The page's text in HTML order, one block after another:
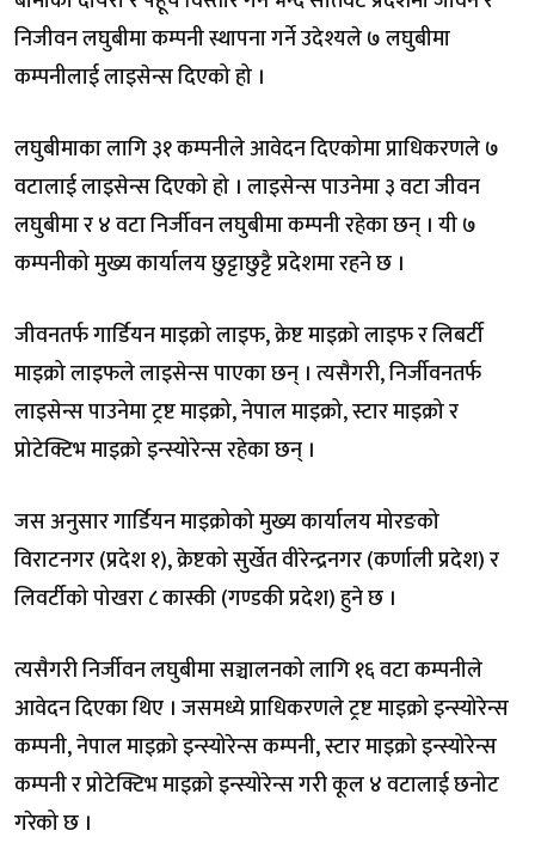
निजीवन लघुबीमा कम्पनी स्थापना गर्ने उदेश्यले ७ लघुबीमा
कम्पनीलाई लाइसेन्स दिएको हो ।
लघुबीमाका लागि ३१ कम्पनीले आवेदन दिएकोमा प्राधिकरणले ७
वटालाई लाइसेन्स दिएको हो । लाइसेन्स पाउनेमा ३ वटा जीवन
लघुबीमा र ४ वटा निर्जीवन लघुबीमा कम्पनी रहेका छन् । यी ७
कम्पनीको मुख्य कार्यालय छुट्टाछुट्टै प्रदेशमा रहने छ ।
जीवनतर्फ गार्डियन माइक्रो लाइफ, क्रेष्ट माइक्रो लाइफ र लिबर्टी
माइक्रो लाइफले लाइसेन्स पाएका छन् । त्यसैगरी, निर्जीवनतर्फ
लाइसेन्स पाउनेमा ट्रष्ट माइक्रो, नेपाल माइक्रो, स्टार माइक्रो र
प्रोटेक्टिभ माइक्रो इन्स्योरेन्स रहेका छन् ।
जस अनुसार गार्डियन माइक्रोको मुख्य कार्यालय मोरङको
विराटनगर (प्रदेश १), क्रेष्टको सुर्खेत वीरेन्द्रनगर (कर्णाली प्रदेश) र
लिवर्टीको पोखरा ८ कास्की (गण्डकी प्रदेश) हुने छ ।
त्यसैगरी निर्जीवन लघुबीमा सञ्चालनको लागि १६ वटा कम्पनीले
आवेदन दिएका थिए । जसमध्ये प्राधिकरणले ट्रष्ट माइक्रो इन्स्योरेन्स
कम्पनी, नेपाल माइक्रो इन्स्योरेन्स कम्पनी, स्टार माइक्रो इन्स्योरेन्स
कम्पनी र प्रोटेक्टिभ माइक्रो इन्स्योरेन्स गरी कूल ४ वटालाई छनोट
गरेको छ ।